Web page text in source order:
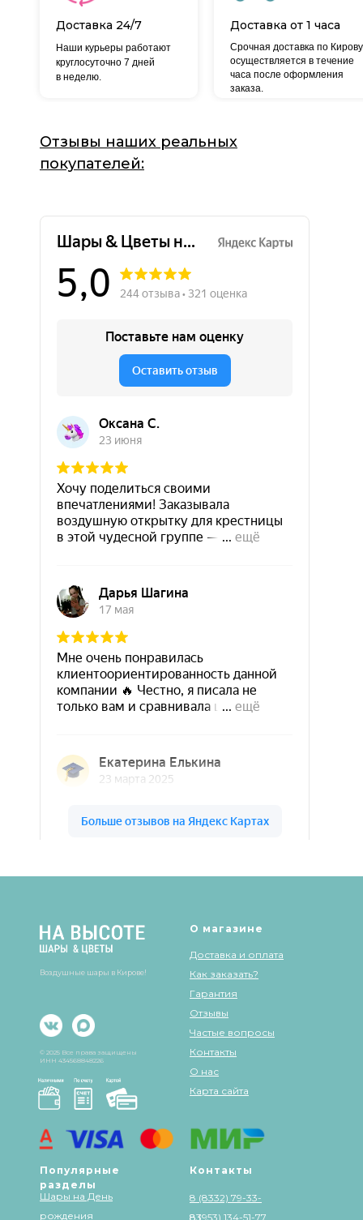
Доставка 24/7
Срочная доставка по Кирову
осуществляется в течение
часа после оформления
заказа.
Наши курьеры работают
круглосуточно 7 дней
в неделю.
Доставка от 1 часа
Отзывы наших реальных
покупателей:
О магазине
Доставка и оплата
Популярные
разделы
Шары на День
рождения
Контакты
© 2025 Все права защищены
Как заказать?
Гарантия
Отзывы
Частые вопросы
Контакты
О нас
8 (8332) 79-33-
83
8 (953) 134-51-77
ИНН 434568848226
Карта сайта
Воздушные шары в Кирове!